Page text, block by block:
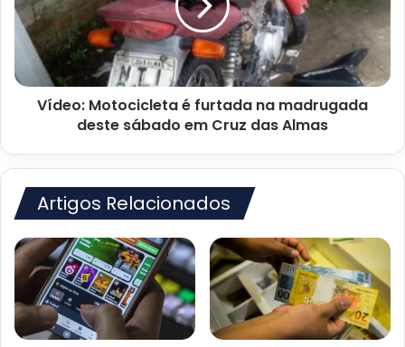
na
madrugada
deste
sábado
em
CruzVídeo: Motocicleta é furtada na madrugada
deste sábado em Cruz das Almas
Artigos Relacionados